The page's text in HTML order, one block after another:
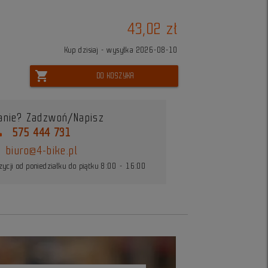
43,02 zł
Kup dzisiaj - wysyłka 2026-08-10
shopping_cart DO KOSZYKA
Zadzwoń/Napisz
575 444 731
biuro@4-bike.pl
od poniedziałku do piątku 8:00 - 16:00